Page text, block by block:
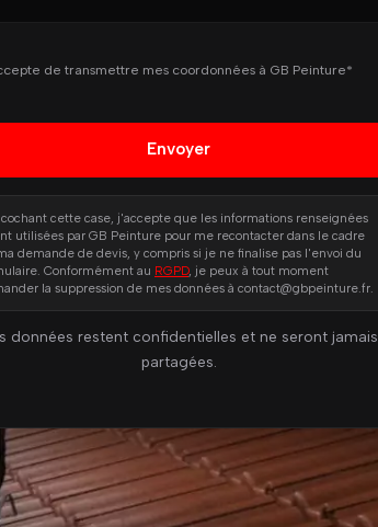
de transmettre mes coordonnées à GB Peinture*
cochant cette case, j'accepte que les informations renseignées
utilisées par GB Peinture pour me recontacter dans le cadre
demande de devis, y compris si je ne finalise pas l'envoi du
Conformément au RGPD, je peux à tout moment
la suppression de mes données à contact@gbpeinture.fr.
données restent confidentielles et ne seront jamais
partagées.